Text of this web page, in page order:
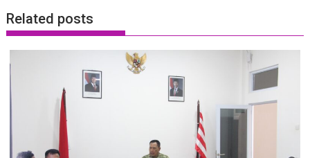
Related posts